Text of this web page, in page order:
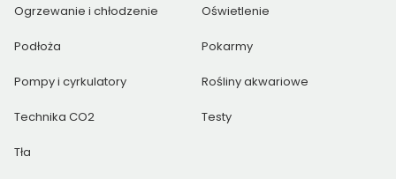
Ogrzewanie i chłodzenie Oświetlenie
Podłoża Pokarmy
Pompy i cyrkulatory Rośliny akwariowe
Technika CO2 Testy
Tła